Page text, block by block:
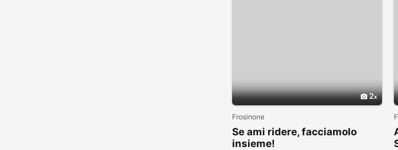
2
Frosinone
Se ami ridere, facciamolo
insieme!